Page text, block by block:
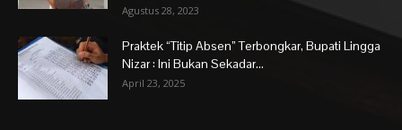
Agustus 28, 2023
Praktek “Titip Absen” Terbongkar, Bupati Lingga
Nizar : Ini Bukan Sekadar...
April 23, 2025